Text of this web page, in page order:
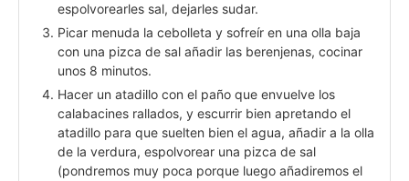
espolvorearles sal, dejarles sudar.
Picar menuda la cebolleta y sofreír en una olla baja
con una pizca de sal añadir las berenjenas, cocinar
unos 8 minutos.
Hacer un atadillo con el paño que envuelve los
calabacines rallados, y escurrir bien apretando el
atadillo para que suelten bien el agua, añadir a la olla
de la verdura, espolvorear una pizca de sal
(pondremos muy poca porque luego añadiremos el